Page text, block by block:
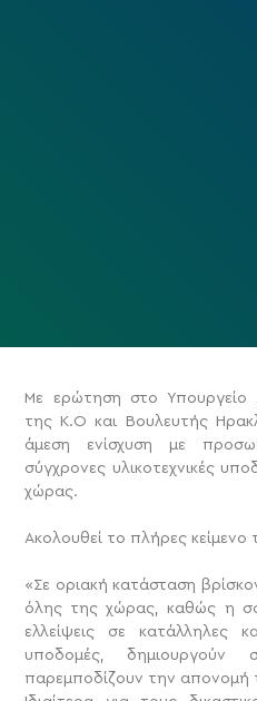
Με ερώτηση στο Υπουργείο
της Κ.Ο και Βουλευτής
άμεση ενίσχυση με
σύγχρονες υλικοτεχνικές
χώρας.
Ακολουθεί το πλήρες κείμενο
«Σε οριακή κατάσταση
όλης της χώρας, καθώς η
ελλείψεις σε κατάλληλες
υποδομές, δημιουργούν
παρεμποδίζουν την απονομή